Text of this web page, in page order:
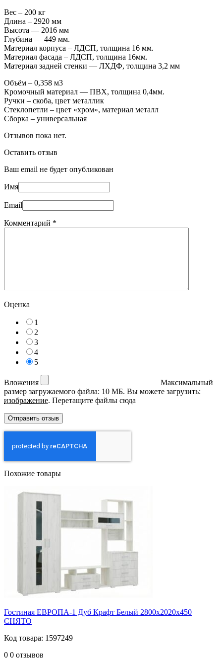
Вес – 200 кг
Длина – 2920 мм
Высота — 2016 мм
Глубина — 449 мм.
Материал корпуса – ЛДСП, толщина 16 мм.
Материал фасада – ЛДСП, толщина 16мм.
Материал задней стенки — ЛХДФ, толщина 3,2 мм
Объём – 0,358 м3
Кромочный материал — ПВХ, толщина 0,4мм.
Ручки – скоба, цвет металлик
Стеклопетли – цвет «хром», материал металл
Сборка – универсальная
Отзывов пока нет.
Оставить отзыв
Ваш email не будет опубликован
Имя
Email
Комментарий *
Оценка
1
2
3
4
5
Вложения
Максимальный
размер загружаемого файла: 10 МБ. Вы можете загрузить:
изображение. Перетащите файлы сюда
Похожие товары
Гостиная ЕВРОПА-1 Дуб Крафт Белый 2800х2020х450
СНЯТО
Код товара: 1597249
0 0 отзывов